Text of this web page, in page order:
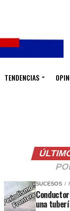
TENDENCIAS
SUCESOS
una